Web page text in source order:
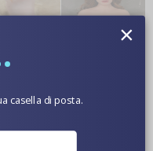
casella di posta.
×